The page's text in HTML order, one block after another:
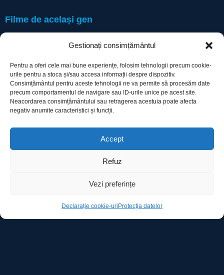
Gestionați consimțământul
Pentru a oferi cele mai bune experiențe, folosim tehnologii precum cookie-
urile pentru a stoca și/sau accesa informații despre dispozitiv.
Consimțământul pentru aceste tehnologii ne va permite să procesăm date
precum comportamentul de navigare sau ID-urile unice pe acest site.
Neacordarea consimțământului sau retragerea acestuia poate afecta
negativ anumite caracteristici și funcții.
Accept
Refuz
Vezi preferințe
Declarație cookie-uri Protecția datelor
Filme de același gen
Utile
Declarație cookie-uri
Contact
Ro Image SRL
Strada Mihai Eminescu, nr. 142, et.7, ap. 23,